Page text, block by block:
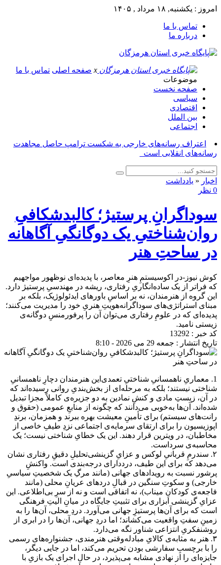
امروز : یکشنبه, ۱۸ مرداد , ۱۴۰۵
تماس با ما
درباره ما
x صفحه اصلی تماس با ما
موضوعات
صفحه نخست
سیاسی
اقتصادی
بین الملل
اجتماعی
اعتراف رسانه‌های خارجی به شکست ترامپ حاصل مجاهدت
رسانه‌های انقلابی است_
اخبار « یادداشت
0 نظر
سوداگرانِ پرستیژ؛ کالبدشکافیِ
روان‌شناختیِ یک دوگانگیِ آگاهانه
در ساحتِ هنر
کوش نیوز-در اکوسیستمِ هنرِ معاصر، با پدیده‌ای نوظهور مواجهیم
که فراتر از یک ساده‌انگاریِ رفتاری، ریشه در مهندسیِ پرستیژ دارد.
این گروه از هنرمندان، نه بر اساسِ باورهای ایدئولوژیک، بلکه بر
مبنای استراتژی‌های سوداگرانه‌هویتِ هنریِ خود را مدیریت می‌کنند؛
پدیده‌ای که در علومِ رفتاری می‌توان آن را پرفورمنسِ دوگانه‌ی
زیستی نامید.
کد خبر : 13292
تاریخ انتشار : جمعه 29 می 2026 - 8:10
1. معماریِ ناهمسانیِ شناختیِ تعمدی
این هنرمندان دچارِ ناهمسانیِ
شناختی نیستند؛ بلکه به مرحله‌ای از بخش‌بندیِ روانی رسیده‌اند که
در آن، زیستِ مادی و کنشِ نمادین به دو جزیره‌ی کاملاً مجزا تبدیل
شده‌اند. آن‌ها به‌خوبی می‌دانند که چگونه از منابعِ عمومی (حقوق و
رانت‌های سیستم) برای تأمینِ معیشت بهره ببرند و همزمان، برندِ
اپوزیسیون را برای ارتقای سرمایه‌ی اجتماعی نزدِ طیفِ خاصی از
مخاطبان، در ویترین قرار دهند. این یک خطایِ شناختی نیست؛ یک
محاسبه‌ی سرداست.
۲. سندرمِ قربانیِ لوکس و عزایِ گزینشی
تحلیلِ دقیقِ رفتاری نشان
می‌دهد که برای این طیف، درددارای درجه‌بندی است. واکنشِ
پرشور نسبت به رویدادهای جهانی (مانند مرگِ یک شخصیتِ سیاسیِ
خارجی) و سکوتِ سنگین در قبالِ دردهای عریانِ محلی (مانند
فاجعه‌ی کودکانِ میناب)، نه اتفاقی است و نه از سرِ بی‌اطلاعی. این
عزایِ گزینشی ابزاری برای تثبیتِ جایگاه در میانِ الیتِ فرهنگی
است که برای آن‌ها پرستیژِ جهانی می‌آورد. دردِ محلی، آن‌ها را به
زمینِ سفتِ واقعیت می‌کشاند؛ اما دردِ جهانی، آن‌ها را در ابری از
روشنفکریِ انتزاعی شناور نگه می‌دارد.
۳. هنر به مثابه‌ی کالایِ مبادله
وقتی هنرمندی، جشنواره‌های رسمی
را با برچسبِ سفارشی بودن تحریم می‌کند، اما در جایی دیگر،
جایزه‌ای را از نهادی مشابه می‌پذیرد، در حالِ اجرای یک بازیِ با